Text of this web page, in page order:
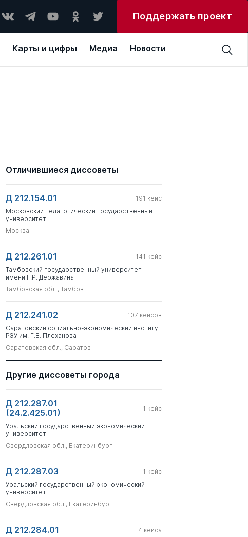
Поддержать проект
Карты и цифры Медиа Новости
Отличившиеся диссоветы
Д 212.154.01 191 кейс
Московский педагогический государственный
университет
Москва
Д 212.261.01 141 кейс
Тамбовский государственный университет
имени Г.Р. Державина
Тамбовская обл., Тамбов
Д 212.241.02 107 кейсов
Саратовский социально-экономический институт
РЭУ им. Г.В. Плеханова
Саратовская обл., Саратов
Другие диссоветы города
Д 212.287.01
(24.2.425.01)
1 кейс
Уральский государственный экономический
университет
Свердловская обл., Екатеринбург
Д 212.287.03 1 кейс
Уральский государственный экономический
университет
Свердловская обл., Екатеринбург
Д 212.284.01 4 кейса